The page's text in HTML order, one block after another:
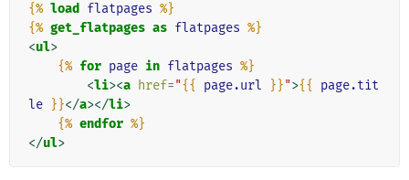
{% load flatpages %}
{% get_flatpages as flatpages %}
<ul>
{% for page in flatpages %}
<li><a href="{{ page.url }}">{{
page.tit
le }}</a></li>
{% endfor %}
</ul>